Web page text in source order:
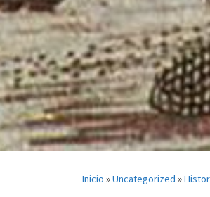
Inicio »Uncategorized »